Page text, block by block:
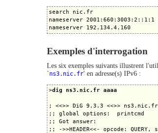
search nic.fr                       #
nameserver
Exemples d'interrogation
Les six exemples suivants illustrent
`ns3.nic.fr' en adresse(s) IPv6 :
>dig ns3.nic.fr aaaa
; <<>> DiG 9.3.3 <<>> ns3.nic.fr
;; global options:  printcmd
;; Got answer:
;; ->>HEADER<<- opcode: